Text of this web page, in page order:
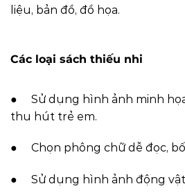
liệu, bản đồ, đồ họa.
Các loại sách thiếu nhi
● Sử dụng hình ảnh minh họa
thu hút trẻ em.
● Chọn phông chữ dễ đọc,
● Sử dụng hình ảnh động